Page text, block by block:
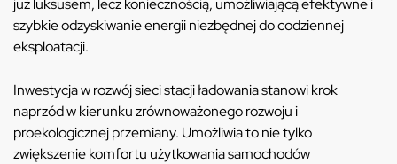
już luksusem, lecz koniecznością, umożliwiającą efektywne i
szybkie odzyskiwanie energii niezbędnej do codziennej
eksploatacji.
Inwestycja w rozwój sieci stacji ładowania stanowi krok
naprzód w kierunku zrównoważonego rozwoju i
proekologicznej przemiany. Umożliwia to nie tylko
zwiększenie komfortu użytkowania samochodów